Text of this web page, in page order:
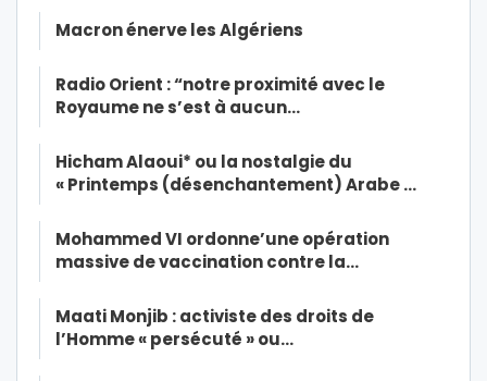
Macron énerve les Algériens
Radio Orient : “notre proximité avec le
Royaume ne s’est à aucun…
Hicham Alaoui* ou la nostalgie du
« Printemps (désenchantement) Arabe …
Mohammed VI ordonne’une opération
massive de vaccination contre la…
Maati Monjib : activiste des droits de
l’Homme « persécuté » ou…